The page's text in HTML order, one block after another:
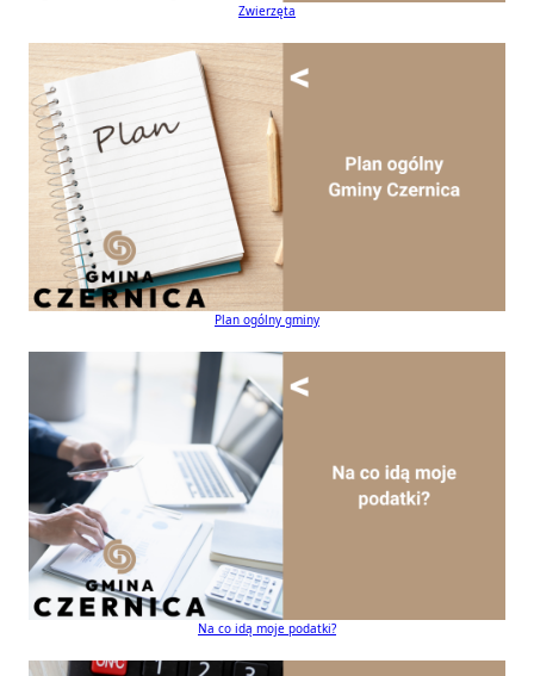
Zwierzęta
Plan ogólny gminy
Na co idą moje podatki?